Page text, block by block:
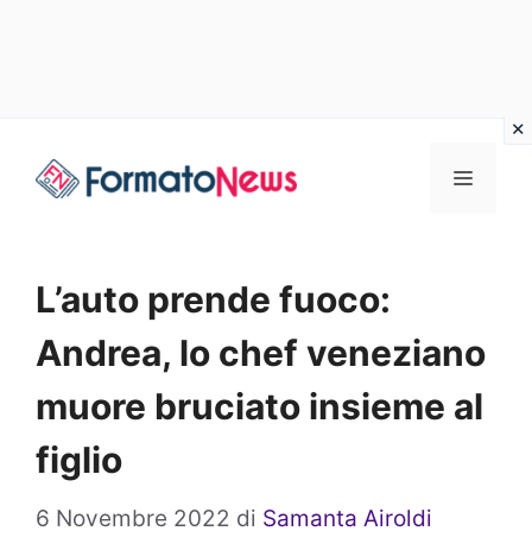
Menu
L’auto prende fuoco:
Andrea, lo chef veneziano
muore bruciato insieme al
figlio
6 Novembre 2022 di Samanta Airoldi